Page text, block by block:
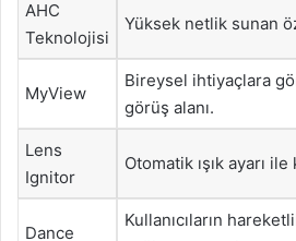
AHC
Teknolojisi
Yüksek netlik sunan
MyView
Bireysel ihtiyaçlara
görüş alanı.
Lens
Ignitor
Otomatik ışık ayarı
Dance
Kullanıcıların